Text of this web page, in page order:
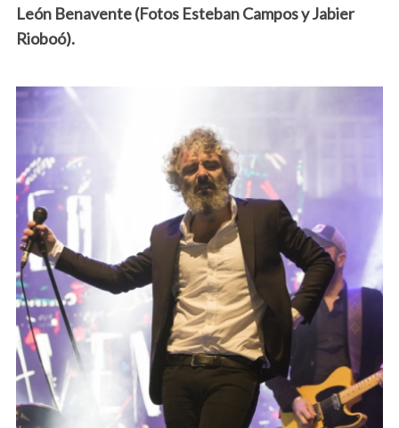
León Benavente (Fotos Esteban Campos y Jabier
Rioboó).